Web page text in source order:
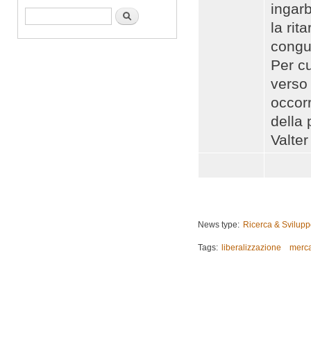
Form di ricerca Cerca
la
Per
della
News type: Ricerca &
Tags: liberalizzazione